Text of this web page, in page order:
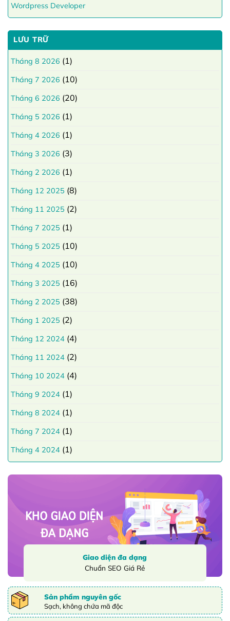
Wordpress Developer
LƯU TRỮ
Tháng 8 2026 (1)
Tháng 7 2026 (10)
Tháng 6 2026 (20)
Tháng 5 2026 (1)
Tháng 4 2026 (1)
Tháng 3 2026 (3)
Tháng 2 2026 (1)
Tháng 12 2025 (8)
Tháng 11 2025 (2)
Tháng 7 2025 (1)
Tháng 5 2025 (10)
Tháng 4 2025 (10)
Tháng 3 2025 (16)
Tháng 2 2025 (38)
Tháng 1 2025 (2)
Tháng 12 2024 (4)
Tháng 11 2024 (2)
Tháng 10 2024 (4)
Tháng 9 2024 (1)
Tháng 8 2024 (1)
Tháng 7 2024 (1)
Tháng 4 2024 (1)
Giao diện đa dạng
Chuẩn SEO Giá Rẻ
Sản phẩm nguyên gốc
Sạch, không chứa mã độc